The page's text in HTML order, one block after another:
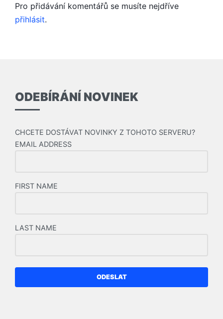
Pro přidávání komentářů se musíte nejdříve
přihlásit.
ODEBÍRÁNÍ NOVINEK
CHCETE DOSTÁVAT NOVINKY Z TOHOTO SERVERU?
EMAIL ADDRESS
FIRST NAME
LAST NAME
ODESLAT